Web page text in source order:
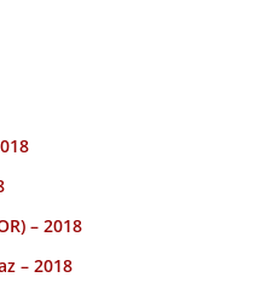
– 2018
– 2018